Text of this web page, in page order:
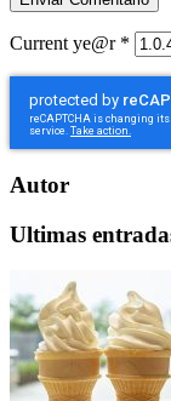
Current ye@r *
Autor
Ultimas